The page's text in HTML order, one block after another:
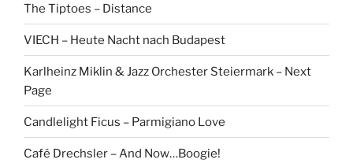
The Tiptoes – Distance
VIECH – Heute Nacht nach Budapest
Karlheinz Miklin & Jazz Orchester Steiermark – Next
Page
Candlelight Ficus – Parmigiano Love
Café Drechsler – And Now…Boogie!